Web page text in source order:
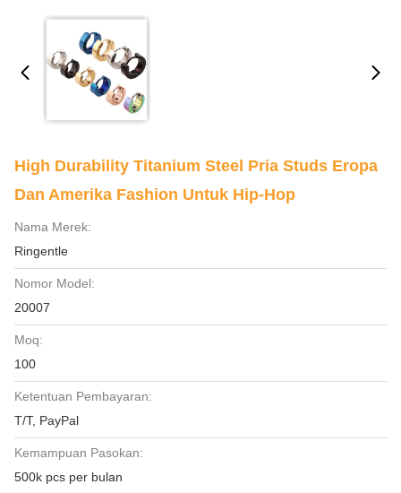
High Durability Titanium Steel Pria Studs Eropa
Dan Amerika Fashion Untuk Hip-Hop
Nama Merek:
Ringentle
Nomor Model:
20007
Moq:
100
Ketentuan Pembayaran:
T/T, PayPal
Kemampuan Pasokan:
500k pcs per bulan